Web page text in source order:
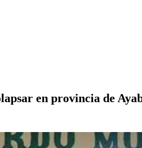
en provincia de